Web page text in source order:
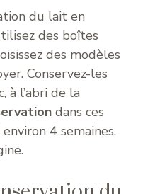
du lait en
des boîtes
des modèles
Conservez-les
à l’abri de la
dans ces
4 semaines,